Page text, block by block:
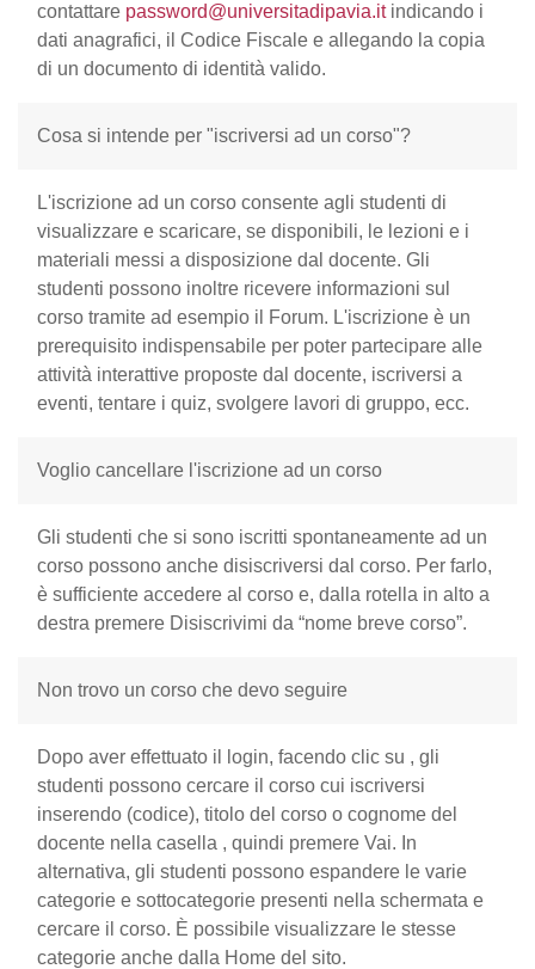
contattare password@universitadipavia.itindicando i
dati anagrafici, il Codice Fiscale e allegando la copia
di un documento di identità valido.
Cosa si intende per "iscriversi ad un corso"?
L'iscrizione ad un corso consente agli studenti di
visualizzare e scaricare, se disponibili, le lezioni e i
materiali messi a disposizione dal docente. Gli
studenti possono inoltre ricevere informazioni sul
corso tramite ad esempio il Forum. L'iscrizione è un
prerequisito indispensabile per poter partecipare alle
attività interattive proposte dal docente, iscriversi a
eventi, tentare i quiz, svolgere lavori di gruppo, ecc.
Voglio cancellare l'iscrizione ad un corso
Gli studenti che si sono iscritti spontaneamente ad un
corso possono anche disiscriversi dal corso. Per farlo,
è sufficiente accedere al corso e, dalla rotella in alto a
destra premere Disiscrivimi da “nome breve corso”.
Non trovo un corso che devo seguire
Dopo aver effettuato il login, facendo clic su , gli
studenti possono cercare il corso cui iscriversi
inserendo (codice), titolo del corso o cognome del
docente nella casella , quindi premere Vai. In
alternativa, gli studenti possono espandere le varie
categorie e sottocategorie presenti nella schermata e
cercare il corso. È possibile visualizzare le stesse
categorie anche dalla Home del sito.